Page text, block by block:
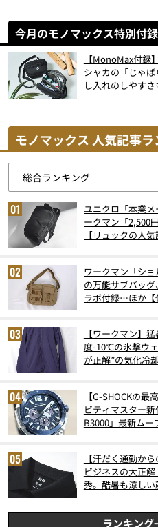
今月のモノマックス特別付録
【MonoMax付録
シャカの「じゃ
し入れのしやす
モノマックス 人気記事
ユニクロ「本業
ークマン「2,500
【リュックの人
ワークマン「シ
の万能サブバッ
ラボ付録…ほか【
【ワークマン】
度-10℃の氷撃ウ
が正解”の気化冷
【G-SHOCKの
ビティマスター
B3000」最新ムー
【汗だく通勤か
ビジネスの大正
秀。酷暑も涼し
ランキング